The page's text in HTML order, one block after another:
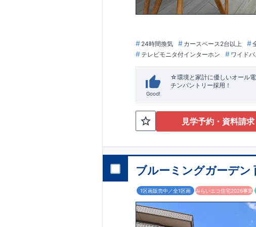
24時間換気 カースペース2台以上
テレビモニタ付インターホン
ワイド
Good!
☆環境と家計に優しいオール
チンパントリー採用！
見学予約・資料請求
ブルーミングガーデン
1区画販売中／全1区画 みらいエコ住宅2026事業